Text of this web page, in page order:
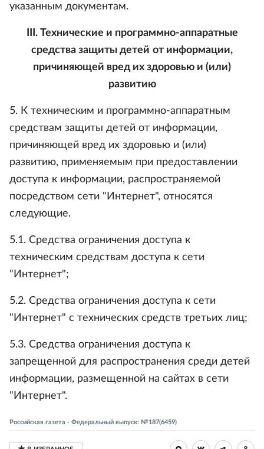
указанным документам.
III. Технические и программно-аппаратные
средства защиты детей от информации,
причиняющей вред их здоровью и (или)
развитию
5. К техническим и программно-аппаратным
средствам защиты детей от информации,
причиняющей вред их здоровью и (или)
развитию, применяемым при предоставлении
доступа к информации, распространяемой
посредством сети "Интернет", относятся
следующие.
5.1. Средства ограничения доступа к
техническим средствам доступа к сети
"Интернет";
5.2. Средства ограничения доступа к сети
"Интернет" с технических средств третьих лиц;
5.3. Средства ограничения доступа к
запрещенной для распространения среди детей
информации, размещенной на сайтах в сети
"Интернет".
Российская газета - Федеральный выпуск: №187(6459)